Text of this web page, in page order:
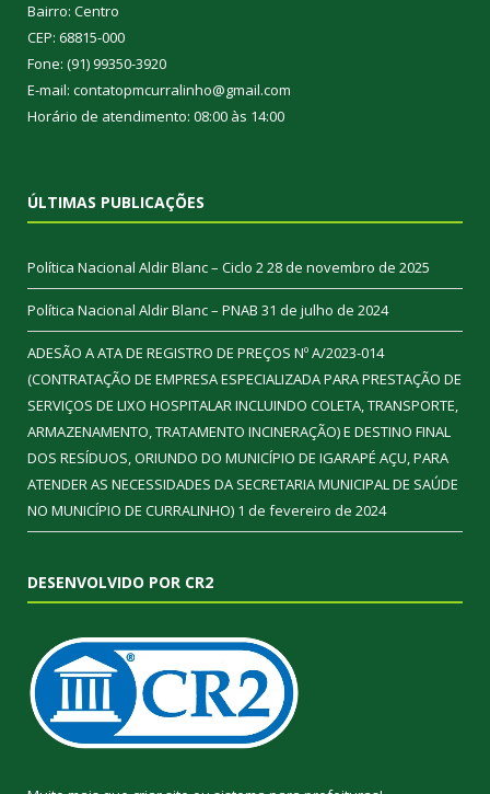
Bairro: Centro
CEP: 68815-000
Fone: (91) 99350-3920
E-mail: contatopmcurralinho@gmail.com
Horário de atendimento: 08:00 às 14:00
ÚLTIMAS PUBLICAÇÕES
Política Nacional Aldir Blanc – Ciclo 228 de novembro de 2025
Política Nacional Aldir Blanc – PNAB 31 de julho de 2024
ADESÃO A ATA DE REGISTRO DE PREÇOS Nº A/2023-014
(CONTRATAÇÃO DE EMPRESA ESPECIALIZADA PARA PRESTAÇÃO DE
SERVIÇOS DE LIXO HOSPITALAR INCLUINDO COLETA, TRANSPORTE,
ARMAZENAMENTO, TRATAMENTO INCINERAÇÃO) E DESTINO FINAL
DOS RESÍDUOS, ORIUNDO DO MUNICÍPIO DE IGARAPÉ AÇU, PARA
ATENDER AS NECESSIDADES DA SECRETARIA MUNICIPAL DE SAÚDE
NO MUNICÍPIO DE CURRALINHO) 1 de fevereiro de 2024
DESENVOLVIDO POR CR2